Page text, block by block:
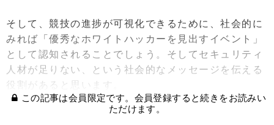
そして、競技の進捗が可視化できるために、社会的に
みれば「優秀なホワイトハッカーを見出すイベント」
として認知されることでしょう。そしてセキュリティ
人材が足りない、という社会的なメッセージを伝える
役割があると思います。
この記事は会員限定です。会員登録すると続きをお読みい
ただけます。